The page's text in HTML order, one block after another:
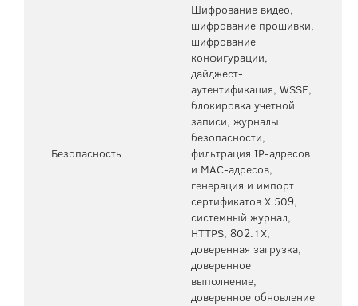
Безопасность
Шифрование видео,
шифрование прошивки,
шифрование
конфигурации,
дайджест-
аутентификация, WSSE,
блокировка учетной
записи, журналы
безопасности,
фильтрация IP-адресов
и MAC-адресов,
генерация и импорт
сертификатов X.509,
системный журнал,
HTTPS, 802.1X,
доверенная загрузка,
доверенное
выполнение,
доверенное обновление